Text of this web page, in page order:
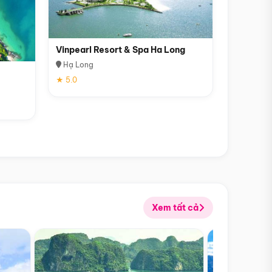
Vinpearl Resort & Spa Ha Long
Hạ Long
★ 5.0
Xem tất cả